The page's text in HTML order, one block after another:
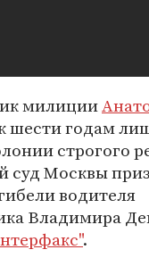
милиции
шести годам
строгого
суд Москвы
водителя
Владимира
.